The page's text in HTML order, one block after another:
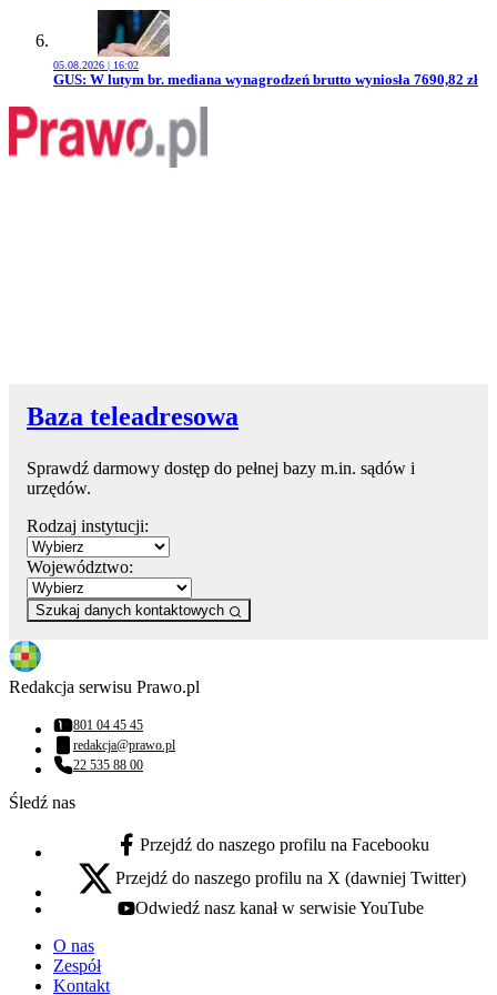
05.08.2026 | 16:02
Przejdź do artykułu:
GUS: W lutym br. mediana wynagrodzeń brutto wyniosła 7690,82 zł
Baza teleadresowa
Sprawdź darmowy dostęp do pełnej bazy m.in. sądów i
urzędów.
Rodzaj instytucji:
Województwo:
Szukaj danych kontaktowych
Redakcja serwisu Prawo.pl
Numer telefonu:
801 04 45 45
Adres email:
redakcja@prawo.pl
Numer telefonu:
22 535 88 00
Śledź nas
facebook - otwiera się w nowej karcie
Przejdź do naszego profilu na Facebooku
x - otwiera się w nowej karcie
Przejdź do naszego profilu na X (dawniej Twitter)
youtube - otwiera się w nowej karcie
Odwiedź nasz kanał w serwisie YouTube
O nas
Zespół
Kontakt